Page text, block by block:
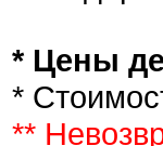
* Цены
*
**